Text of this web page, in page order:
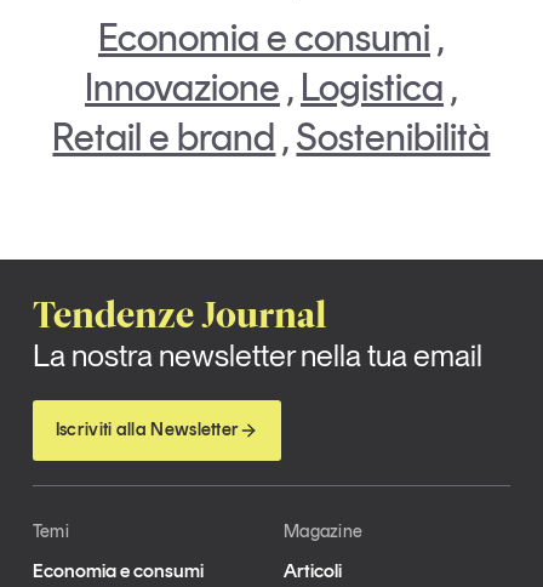
Economia e consumi ,
Innovazione , Logistica ,
Retail e brand ,Sostenibilità
Tendenze Journal
La nostra newsletter nella tua email
Iscriviti alla Newsletter
Temi
Economia e consumi
Magazine
Articoli